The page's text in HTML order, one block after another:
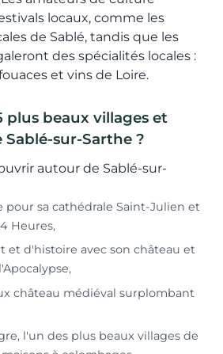
locaux, comme les
de Sablé, tandis que les
des spécialités locales :
et vins de Loire.
plus beaux villages et
sur-Sarthe ?
autour de Sablé-sur-
pour sa cathédrale Saint-Julien et
Heures,
et d'histoire avec son château et
château médiéval surplombant
l'un des plus beaux villages de